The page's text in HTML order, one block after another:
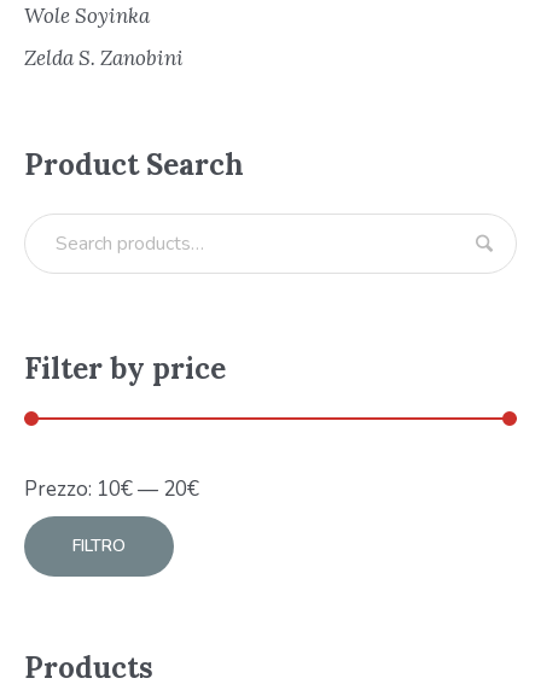
Wole Soyinka
Zelda S. Zanobini
Product Search
Filter by price
FILTRO
Prezzo: 10€— 20€
Products